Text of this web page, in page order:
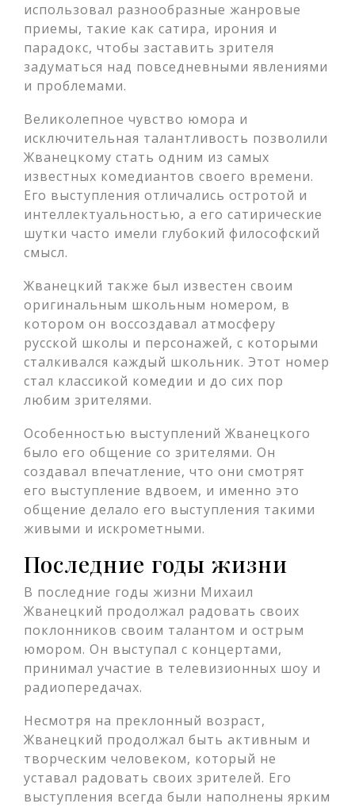
использовал разнообразные жанровые
приемы, такие как сатира, ирония и
парадокс, чтобы заставить зрителя
задуматься над повседневными явлениями
и проблемами.
Великолепное чувство юмора и
исключительная талантливость позволили
Жванецкому стать одним из самых
известных комедиантов своего времени.
Его выступления отличались остротой и
интеллектуальностью, а его сатирические
шутки часто имели глубокий философский
смысл.
Жванецкий также был известен своим
оригинальным школьным номером, в
котором он воссоздавал атмосферу
русской школы и персонажей, с которыми
сталкивался каждый школьник. Этот номер
стал классикой комедии и до сих пор
любим зрителями.
Особенностью выступлений Жванецкого
было его общение со зрителями. Он
создавал впечатление, что они смотрят
его выступление вдвоем, и именно это
общение делало его выступления такими
живыми и искрометными.
Последние годы жизни
В последние годы жизни Михаил
Жванецкий продолжал радовать своих
поклонников своим талантом и острым
юмором. Он выступал с концертами,
принимал участие в телевизионных шоу и
радиопередачах.
Несмотря на преклонный возраст,
Жванецкий продолжал быть активным и
творческим человеком, который не
уставал радовать своих зрителей. Его
выступления всегда были наполнены ярким